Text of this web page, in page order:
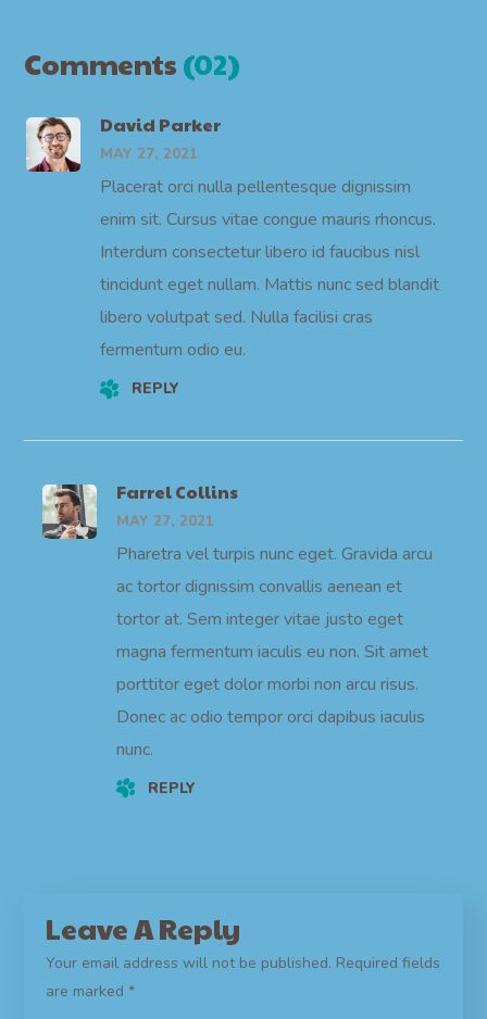
Comments(02)
David Parker
MAY 27, 2021
Placerat orci nulla pellentesque dignissim
enim sit. Cursus vitae congue mauris rhoncus.
Interdum consectetur libero id faucibus nisl
tincidunt eget nullam. Mattis nunc sed blandit
libero volutpat sed. Nulla facilisi cras
fermentum odio eu.
REPLY
Farrel Collins
MAY 27, 2021
Pharetra vel turpis nunc eget. Gravida arcu
ac tortor dignissim convallis aenean et
tortor at. Sem integer vitae justo eget
magna fermentum iaculis eu non. Sit amet
porttitor eget dolor morbi non arcu risus.
Donec ac odio tempor orci dapibus iaculis
nunc.
REPLY
Leave A Reply
Your email address will not be published. Required fields
are marked*